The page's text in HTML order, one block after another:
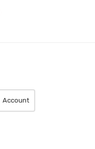
Account